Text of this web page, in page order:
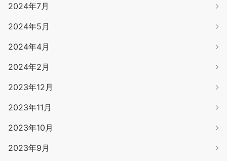
2024年7月
2024年5月
2024年4月
2024年2月
2023年12月
2023年11月
2023年10月
2023年9月